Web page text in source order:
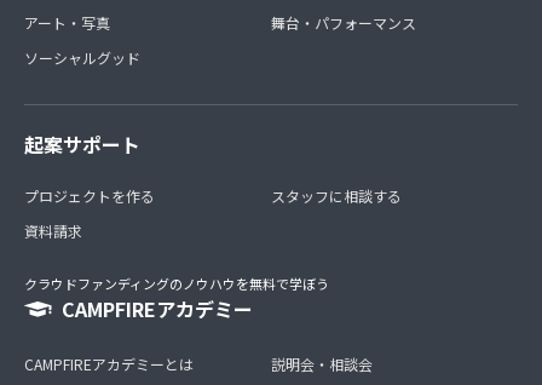
アート・写真
ソーシャルグッド
舞台・パフォーマンス
起案サポート
プロジェクトを作る
資料請求
スタッフに相談する
クラウドファンディングのノウハウを無料で学ぼう
CAMPFIREアカデミー
CAMPFIREアカデミーとは
説明会・相談会